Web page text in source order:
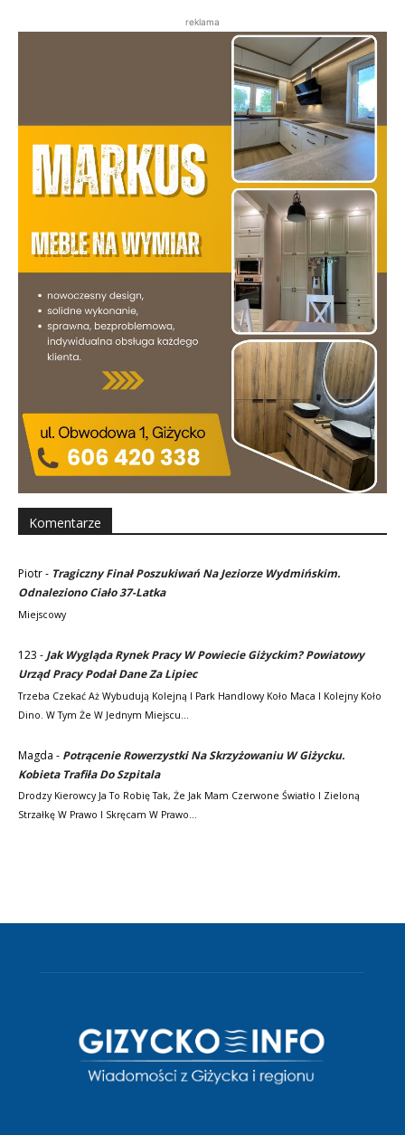
reklama
Komentarze
Piotr- Tragiczny Finał Poszukiwań Na Jeziorze Wydmińskim.
Odnaleziono Ciało 37-Latka
Miejscowy
123 - Jak Wygląda Rynek Pracy W Powiecie Giżyckim? Powiatowy
Urząd Pracy Podał Dane Za Lipiec
Trzeba Czekać Aż Wybudują Kolejną I Park Handlowy Koło Maca I Kolejny Koło
Dino. W Tym Że W Jednym Miejscu…
Magda - Potrącenie Rowerzystki Na Skrzyżowaniu W Giżycku.
Kobieta Trafiła Do Szpitala
Drodzy Kierowcy Ja To Robię Tak, Że Jak Mam Czerwone Światło I Zieloną
Strzałkę W Prawo I Skręcam W Prawo…